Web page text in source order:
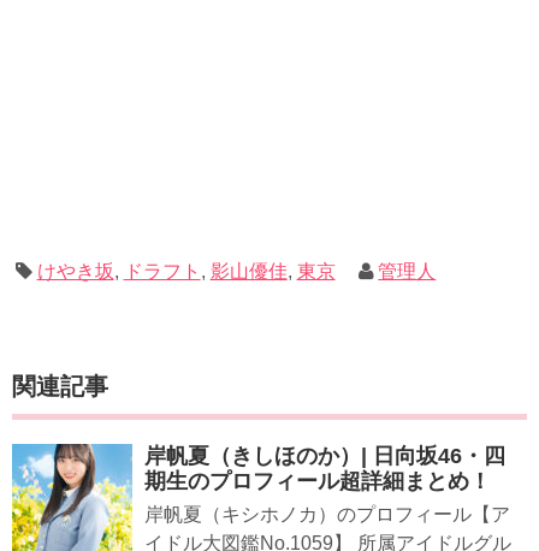
けやき坂, ドラフト , 影山優佳, 東京 管理人
関連記事
岸帆夏（きしほのか）| 日向坂46・四
期生のプロフィール超詳細まとめ！
岸帆夏（キシホノカ）のプロフィール【ア
イドル大図鑑No.1059】 所属アイドルグル